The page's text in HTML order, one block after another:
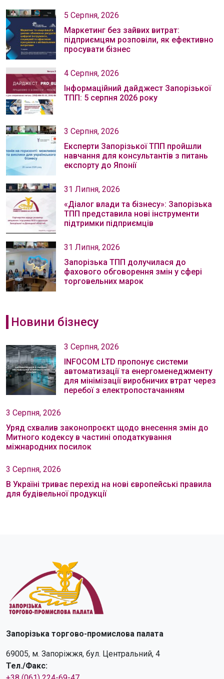
5 Серпня, 2026
Маркетинг без зайвих витрат:
підприємцям розповіли, як ефективно
просувати бізнес
4 Серпня, 2026
Інформаційний дайджест Запорізької
ТПП: 5 серпня 2026 року
3 Серпня, 2026
Експерти Запорізької ТПП пройшли
навчання для консультантів з питань
експорту до Японії
31 Липня, 2026
«Діалог влади та бізнесу»: Запорізька
ТПП представила нові інструменти
підтримки підприємців
31 Липня, 2026
Запорізька ТПП долучилася до
фахового обговорення змін у сфері
торговельних марок
Новини бізнесу
3 Серпня, 2026
INFOCOM LTD пропонує системи
автоматизації та енергоменеджменту
для мінімізації виробничих втрат через
перебої з електропостачанням
3 Серпня, 2026
Уряд схвалив законопроєкт щодо внесення змін до
Митного кодексу в частині оподаткування
міжнародних посилок
3 Серпня, 2026
В Україні триває перехід на нові європейські правила
для будівельної продукції
Запорізька торгово-промислова палата
69005, м. Запоріжжя, бул. Центральний, 4
Тел./Факс: